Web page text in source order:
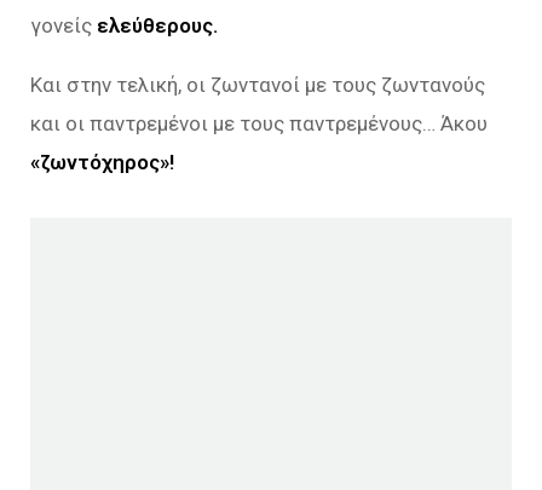
γονείς ελεύθερους.
Και στην τελική, οι ζωντανοί με τους ζωντανούς
και οι παντρεμένοι με τους παντρεμένους… Άκου
«ζωντόχηρος»!